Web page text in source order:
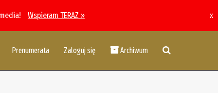
Wspieram TERAZ » x
Prenumerata Zaloguj się Archiwum